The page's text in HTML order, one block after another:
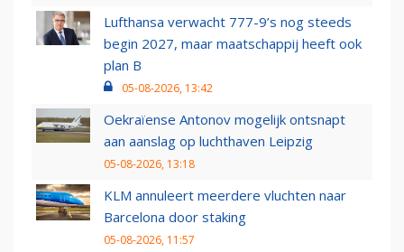
Lufthansa verwacht 777-9’s nog steeds
begin 2027, maar maatschappij heeft ook
plan B
05-08-2026, 13:42
Oekraïense Antonov mogelijk ontsnapt
aan aanslag op luchthaven Leipzig
05-08-2026, 13:18
KLM annuleert meerdere vluchten naar
Barcelona door staking
05-08-2026, 11:57